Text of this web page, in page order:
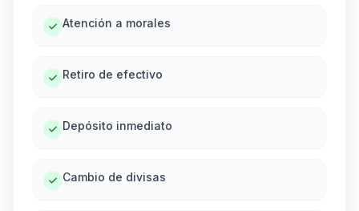
Atención a morales
Retiro de efectivo
Depósito inmediato
Cambio de divisas